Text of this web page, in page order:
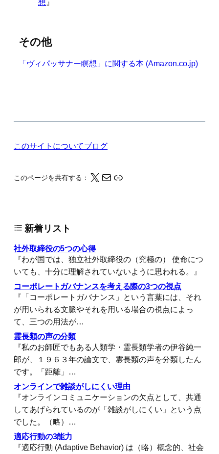
想 』
その他
「ヴィパッサナー瞑想」に関する本 (Amazon.co.jp)
このサイトについてブログ
このページを共有する： X メール このページの情報をクリップボードにコピーする
新着リスト
社外取締役の5つの心得
『わが国では、独立社外取締役の（究極の） 使命につ
いても、十分に理解されていないように思われる。』
コーポレートガバナンスを考える際の3つの視点
『「コーポレートガバナンス」という言葉には、それ
が用いられる文脈やそれを用いる場合の視点によっ
て、三つの用法が…
霊長類の声の分類
『私のお師匠でもある人類学・霊長類学者の伊谷純一
郎が、１９６３年の論文で、霊長類の声を分類したん
です。「距離」…
オンラインで雑談がしにくい理由
『オンラインコミュニケーションの欠点として、共通
してあげられているのが「雑談がしにくい」という点
でした。（略）…
適応行動の3能力
『適応行動 (Adaptive Behavior) は（略）概念的、社会